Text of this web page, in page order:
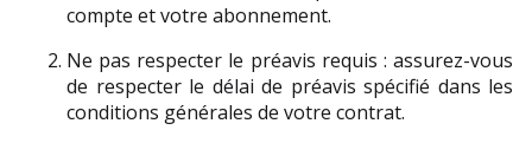
compte et votre abonnement.
Ne pas respecter le préavis requis : assurez-vous
de respecter le délai de préavis spécifié dans les
conditions générales de votre contrat.